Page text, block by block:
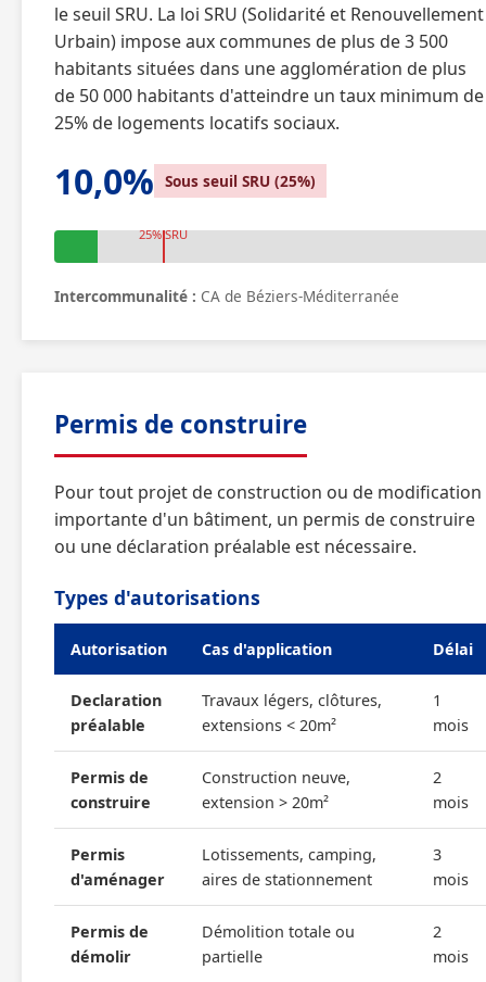
le seuil SRU. La loi SRU (Solidarité et Renouvellement
Urbain) impose aux communes de plus de 3 500
habitants situées dans une agglomération de plus
de 50 000 habitants d'atteindre un taux minimum de
25% de logements locatifs sociaux.
10,0% Sous seuil SRU (25%)
25% SRU
Intercommunalité : CA de Béziers-Méditerranée
Permis de construire
Pour tout projet de construction ou de modification
importante d'un bâtiment, un permis de construire
ou une déclaration préalable est nécessaire.
Types d'autorisations
Autorisation Cas d'application Délai
Declaration
préalable
Travaux légers, clôtures,
extensions < 20m²
1
mois
Permis de
construire
Construction neuve,
extension > 20m²
2
mois
Permis
d'aménager
Lotissements, camping,
aires de stationnement
3
mois
Permis de
démolir
Démolition totale ou
partielle
2
mois